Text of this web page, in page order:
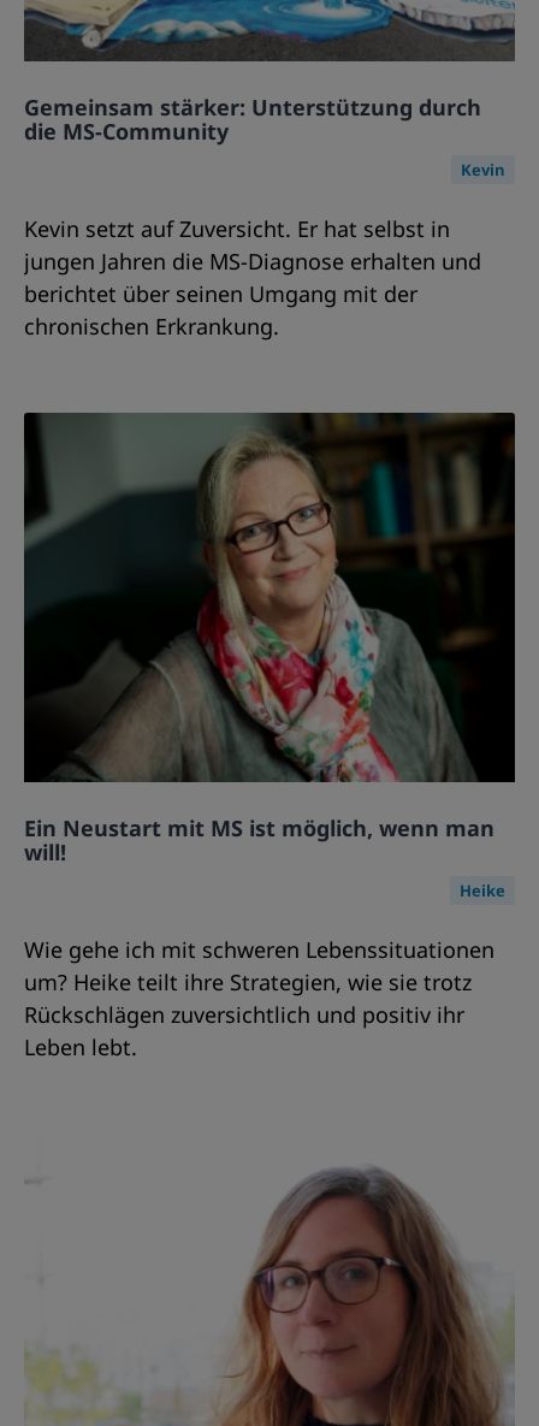
Gemeinsam stärker: Unterstützung durch
die MS-Community
Kevin
Kevin setzt auf Zuversicht. Er hat selbst in
jungen Jahren die MS-Diagnose erhalten und
berichtet über seinen Umgang mit der
chronischen Erkrankung.
Ein Neustart mit MS ist möglich, wenn man
will!
Heike
Wie gehe ich mit schweren Lebenssituationen
um? Heike teilt ihre Strategien, wie sie trotz
Rückschlägen zuversichtlich und positiv ihr
Leben lebt.